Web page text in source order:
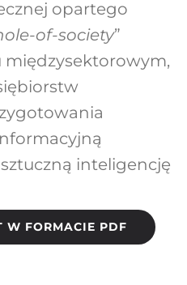
opartego
of-society”
międzysektorowym,
inteligencję
W FORMACIE PDF